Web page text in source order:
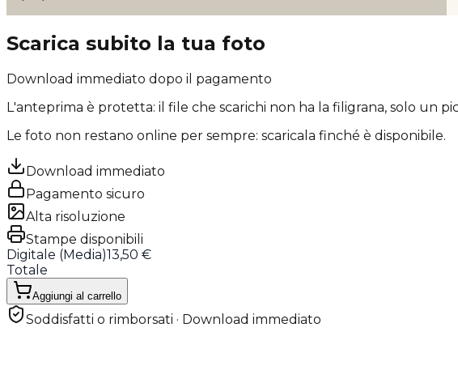
Scarica subito la tua foto
Download immediato dopo il pagamento
L'anteprima è protetta: il file che scarichi non ha la filigrana, solo un
Le foto non restano online per sempre: scaricala finché è disponibile.
Download immediato
Pagamento sicuro
Alta risoluzione
Stampe disponibili
Digitale (Media)13,50 €
Totale
Aggiungi al carrello
Soddisfatti o rimborsati · Download immediato